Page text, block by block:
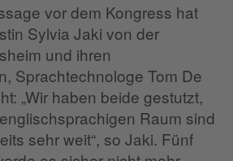
vor dem Kongress hat
Sylvia Jaki von der
und ihren
Sprachtechnologe Tom De
„Wir haben beide gestutzt,
Raum sind
sehr weit“, so Jaki. Fünf